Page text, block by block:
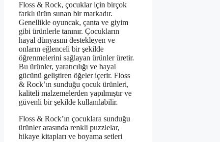
Floss & Rock, çocuklar için birçok
farklı ürün sunan bir markadır.
Genellikle oyuncak, çanta ve giyim
gibi ürünlerle tanınır. Çocukların
hayal dünyasını destekleyen ve
onların eğlenceli bir şekilde
öğrenmelerini sağlayan ürünler üretir.
Bu ürünler, yaratıcılığı ve hayal
gücünü geliştiren öğeler içerir. Floss
& Rock’ın sunduğu çocuk ürünleri,
kaliteli malzemelerden yapılmıştır ve
güvenli bir şekilde kullanılabilir.
Floss & Rock’ın çocuklara sunduğu
ürünler arasında renkli puzzlelar,
hikaye kitapları ve boyama setleri